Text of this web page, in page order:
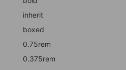
inherit
boxed
0.75rem
0.375rem